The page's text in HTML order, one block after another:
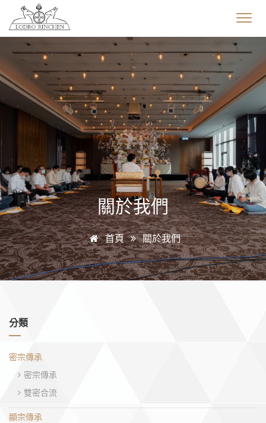
關於我們
首頁 關於我們
分類
密宗傳承
密宗傳承
雙密合流
顯宗傳承